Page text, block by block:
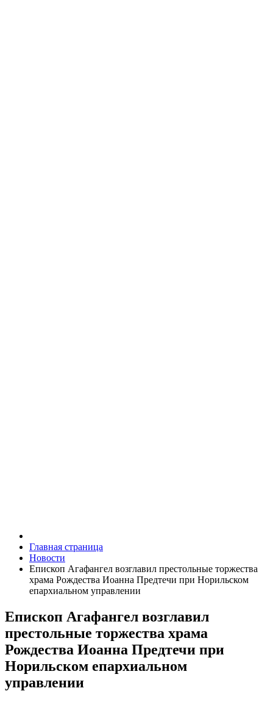
Главная страница
Новости
Епископ Агафангел возглавил престольные торжества
храма Рождества Иоанна Предтечи при Норильском
епархиальном управлении
Епископ Агафангел возглавил
престольные торжества храма
Рождества Иоанна Предтечи при
Норильском епархиальном
управлении